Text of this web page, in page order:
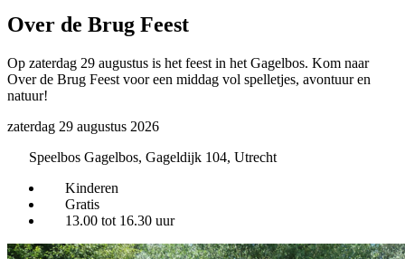
Over de Brug Feest
Op zaterdag 29 augustus is het feest in het Gagelbos. Kom naar
Over de Brug Feest voor een middag vol spelletjes, avontuur en
natuur!
zaterdag 29 augustus 2026
Speelbos Gagelbos, Gageldijk 104, Utrecht
Kinderen
Gratis
13.00 tot 16.30 uur